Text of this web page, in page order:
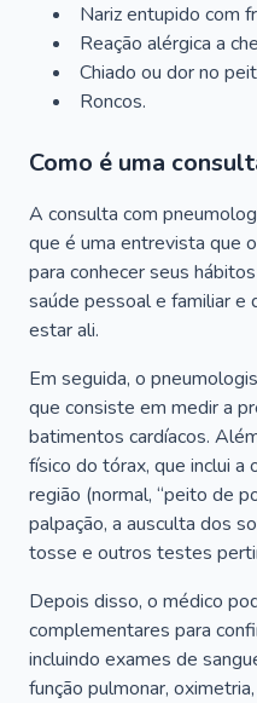
Nariz entupido com
Reação alérgica a
Chiado ou dor no
Roncos.
Como é uma
A consulta com
que é uma entrevista que
para conhecer seus
saúde pessoal e familiar e
estar ali.
Em seguida, o
que consiste em medir a
batimentos cardíacos.
físico do tórax, que inclui a
região (normal, “peito de
palpação, a ausculta dos
tosse e outros testes
Depois disso, o médico
complementares para
incluindo exames de
função pulmonar,